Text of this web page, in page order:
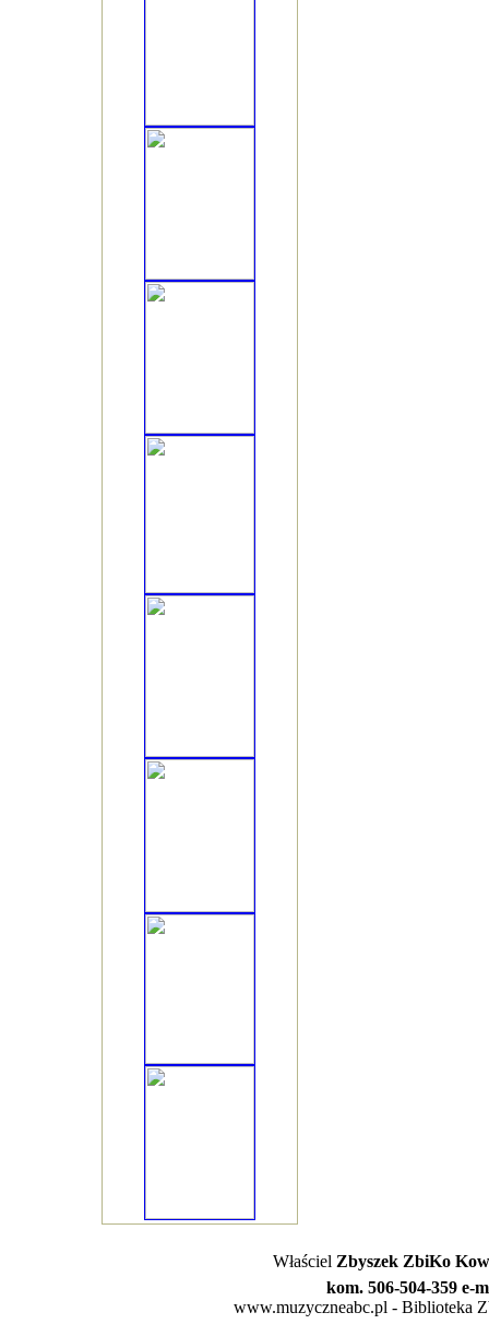
Właściel Zbyszek ZbiKo
kom. 506-504-359 e-
www.muzyczneabc.pl - Biblioteka